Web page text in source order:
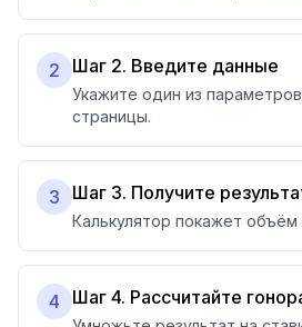
2 Шаг 2. Введите данные
Укажите один из
страницы.
3 Шаг 3. Получите
Калькулятор покажет объём
4 Шаг 4. Рассчитайте